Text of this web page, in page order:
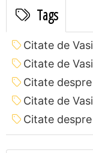
Tags
Citate de
Citate de
Citate
Citate de
Citate